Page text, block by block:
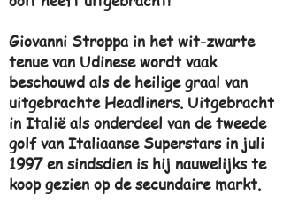
Giovanni Stroppa in het wit-zwarte
tenue van Udinese wordt vaak
beschouwd als de heilige graal van
uitgebrachte Headliners. Uitgebracht
in Italië als onderdeel van de tweede
golf van Italiaanse Superstars in juli
1997 en sindsdien is hij nauwelijks te
koop gezien op de secundaire markt.